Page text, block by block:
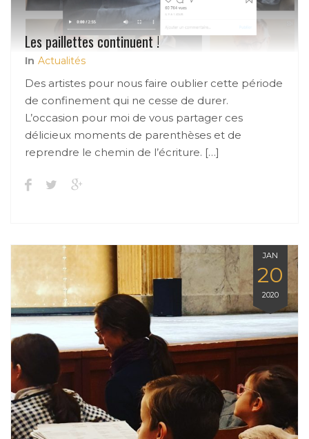
Les paillettes continuent !
In Actualités
Des artistes pour nous faire oublier cette période
de confinement qui ne cesse de durer.
L’occasion pour moi de vous partager ces
délicieux moments de parenthèses et de
reprendre le chemin de l’écriture. […]
JAN
20
2020